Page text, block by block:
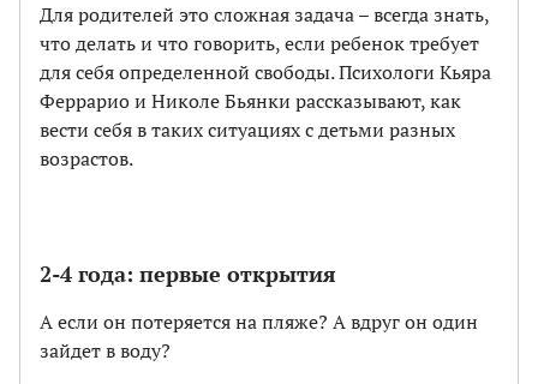
Для родителей это сложная задача – всегда знать,
что делать и что говорить, если ребенок требует
для себя определенной свободы. Психологи Кьяра
Феррарио и Николе Бьянки рассказывают, как
вести себя в таких ситуациях с детьми разных
возрастов.
2-4 года: первые открытия
А если он потеряется на пляже? А вдруг он один
зайдет в воду?